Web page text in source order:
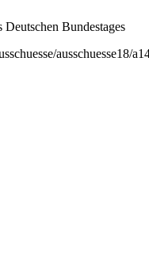
Bundestages
ausschuesse18/